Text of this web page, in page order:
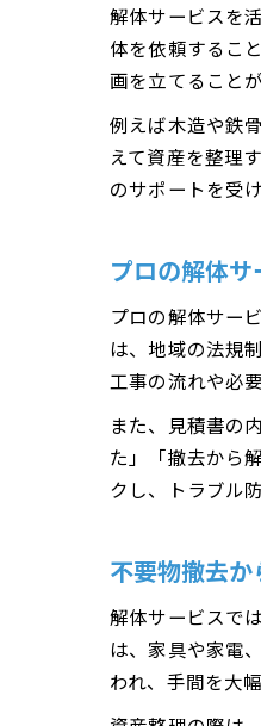
解体サービスを
体を依頼するこ
画を立てること
例えば木造や鉄
えて資産を整理
のサポートを受
プロの解体
プロの解体サー
は、地域の法規
工事の流れや必
また、見積書の
た」「撤去から
クし、トラブル
不要物撤去
解体サービスで
は、家具や家電
われ、手間を大